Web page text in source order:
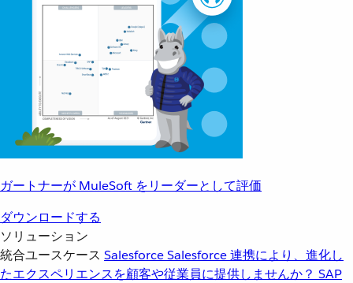
ガートナーが MuleSoft をリーダーとして評価
ダウンロードする
ソリューション
統合ユースケース SalesforceSalesforce 連携により、進化し
たエクスペリエンスを顧客や従業員に提供しませんか？ SAP